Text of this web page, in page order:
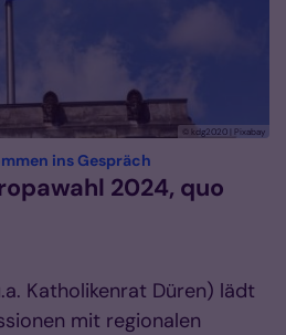
© kdg2020 | Pixabay
ins Gespräch
2024, quo
Katholikenrat Düren) lädt
mit regionalen